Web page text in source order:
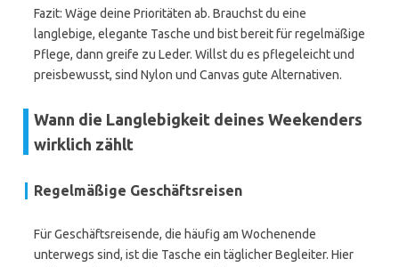
Fazit: Wäge deine Prioritäten ab. Brauchst du eine
langlebige, elegante Tasche und bist bereit für regelmäßige
Pflege, dann greife zu Leder. Willst du es pflegeleicht und
preisbewusst, sind Nylon und Canvas gute Alternativen.
Wann die Langlebigkeit deines Weekenders
wirklich zählt
Regelmäßige Geschäftsreisen
Für Geschäftsreisende, die häufig am Wochenende
unterwegs sind, ist die Tasche ein täglicher Begleiter. Hier